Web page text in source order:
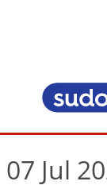
07 Jul